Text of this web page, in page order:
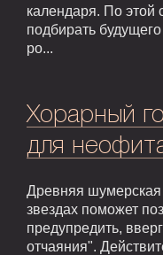
календаря. По этой
подбирать
ро...
Хорарный
для
Древняя шумерская
звездах поможет
предупредить,
отчаяния".